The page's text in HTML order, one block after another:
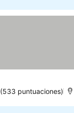
(533 puntuaciones)